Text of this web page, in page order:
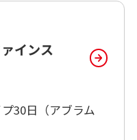
インス
30日（アブラム